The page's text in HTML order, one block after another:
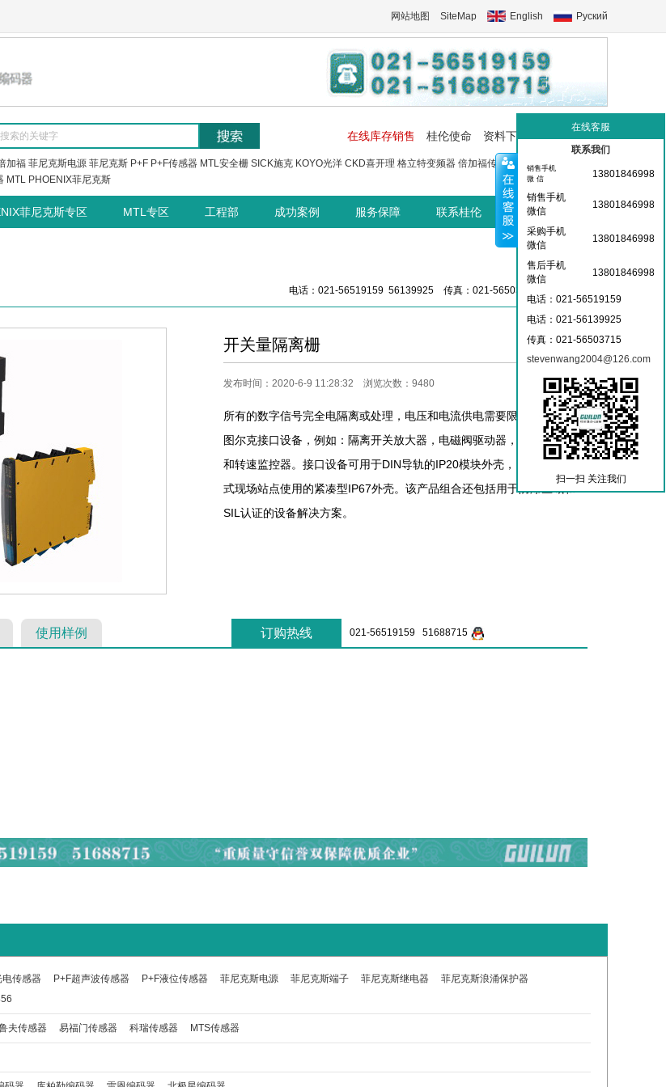
网站地图 SiteMap English Руский
在线库存销售 桂伦使命 资料下载 工控交流中心
加福 菲尼克斯电源 菲尼克斯 P+F P+F传感器 MTL安全栅 SICK施克 KOYO光洋 CKD喜开理 格立特变频器 倍加福传感器 菲尼克斯端子
MTL PHOENIX菲尼克斯
菲尼克斯专区 MTL专区 工程部 成功案例 服务保障 联系桂伦 桂伦资讯中心
电话：021-56519159 56139925 传真：021-56503715 36359826
开关量隔离栅
发布时间：2020-6-9 11:28:32 浏览次数：9480
所有的数字信号完全电隔离或处理，电压和电流供电需要限制，需要使用
图尔克接口设备，例如：隔离开关放大器，电磁阀驱动器，继电器耦合器
和转速监控器。接口设备可用于DIN导轨的IP20模块外壳，以及用于分散
式现场站点使用的紧凑型IP67外壳。该产品组合还包括用于防爆区域和
SIL认证的设备解决方案。
使用样例 订购热线 021-56519159 51688715
电传感器 P+F超声波传感器 P+F液位传感器 菲尼克斯电源 菲尼克斯端子 菲尼克斯继电器
菲尼克斯浪涌保护器
夫传感器 易福门传感器 科瑞传感器 MTS传感器
在线客服
联系我们
销售手机
微 信
13801846998
销售手机
微信
13801846998
采购手机
微信
13801846998
售后手机
微信
13801846998
电话：021-56519159
电话：021-56139925
传真：021-56503715
stevenwang2004@126.com
扫一扫 关注我们